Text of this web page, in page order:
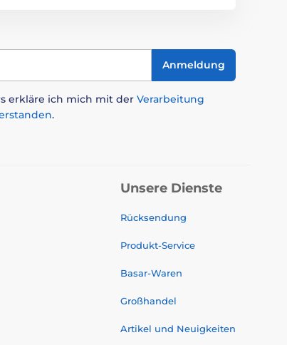
Anmeldung
erkläre ich mich mit der Verarbeitung
.
Unsere Dienste
Rücksendung
Produkt-Service
Basar-Waren
Großhandel
Artikel und Neuigkeiten